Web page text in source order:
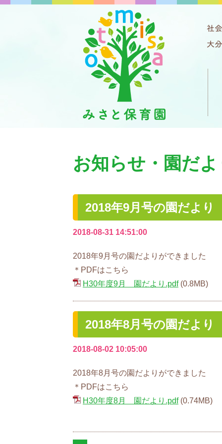
お知らせ・園だ
2018年9月号の園だより
2018-08-31 14:51:00
2018年9月号の園だよりができました
＊PDFはこちら
H30年度9月 園だより.pdf (0.8MB)
2018年8月号の園だより
2018-08-02 10:05:00
2018年8月号の園だよりができました
＊PDFはこちら
H30年度8月 園だより.pdf (0.74MB)